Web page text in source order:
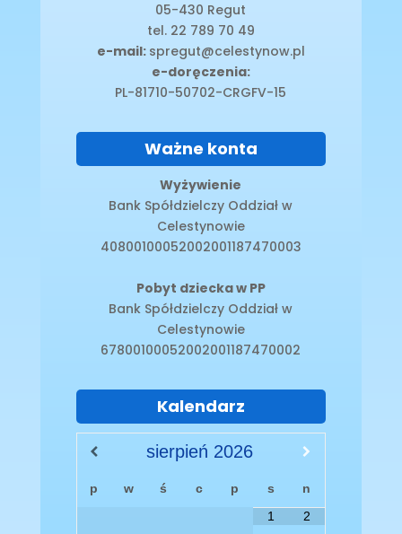
05-430 Regut
tel. 22 789 70 49
e-mail: spregut@celestynow.pl
e-doręczenia:
PL-81710-50702-CRGFV-15
Ważne konta
Wyżywienie
Bank Spółdzielczy Oddział w
Celestynowie
40800100052002001187470003
Pobyt dziecka w PP
Bank Spółdzielczy Oddział w
Celestynowie
67800100052002001187470002
Kalendarz
sierpień 2026
p w ś c p s
n
1
2